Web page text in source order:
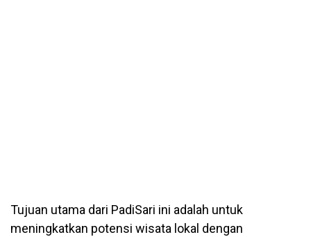
Tujuan utama dari PadiSari ini adalah untuk
meningkatkan potensi wisata lokal dengan